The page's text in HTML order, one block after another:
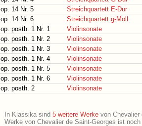
op. 14 Nr. 5
Streichquartett E-Dur
op. 14 Nr. 6
Streichquartett g-Moll
op. posth. 1 Nr. 1
Violinsonate
op. posth. 1 Nr. 2
Violinsonate
op. posth. 1 Nr. 3
Violinsonate
op. posth. 1 Nr. 4
Violinsonate
op. posth. 1 Nr. 5
Violinsonate
op. posth. 1 Nr. 6
Violinsonate
op. posth. 2
Violinsonate
In Klassika sind 5 weitere Werke von Chevalier
Werke von Chevalier de Saint-Georges ist